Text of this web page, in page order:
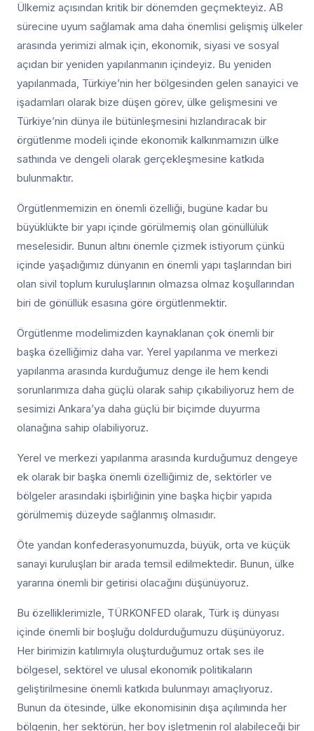
Ülkemiz açısından kritik bir dönemden geçmekteyiz. AB
sürecine uyum sağlamak ama daha önemlisi gelişmiş ülkeler
arasında yerimizi almak için, ekonomik, siyasi ve sosyal
açıdan bir yeniden yapılanmanın içindeyiz. Bu yeniden
yapılanmada, Türkiye’nin her bölgesinden gelen sanayici ve
işadamları olarak bize düşen görev, ülke gelişmesini ve
Türkiye’nin dünya ile bütünleşmesini hızlandıracak bir
örgütlenme modeli içinde ekonomik kalkınmamızın ülke
sathında ve dengeli olarak gerçekleşmesine katkıda
bulunmaktır.
Örgütlenmemizin en önemli özelliği, bugüne kadar bu
büyüklükte bir yapı içinde görülmemiş olan gönüllülük
meselesidir. Bunun altını önemle çizmek istiyorum çünkü
içinde yaşadığımız dünyanın en önemli yapı taşlarından biri
olan sivil toplum kuruluşlarının olmazsa olmaz koşullarından
biri de gönüllük esasına göre örgütlenmektir.
Örgütlenme modelimizden kaynaklanan çok önemli bir
başka özelliğimiz daha var. Yerel yapılanma ve merkezi
yapılanma arasında kurduğumuz denge ile hem kendi
sorunlarımıza daha güçlü olarak sahip çıkabiliyoruz hem de
sesimizi Ankara’ya daha güçlü bir biçimde duyurma
olanağına sahip olabiliyoruz.
Yerel ve merkezi yapılanma arasında kurduğumuz dengeye
ek olarak bir başka önemli özelliğimiz de, sektörler ve
bölgeler arasındaki işbirliğinin yine başka hiçbir yapıda
görülmemiş düzeyde sağlanmış olmasıdır.
Öte yandan konfederasyonumuzda, büyük, orta ve küçük
sanayi kuruluşları bir arada temsil edilmektedir. Bunun, ülke
yararına önemli bir getirisi olacağını düşünüyoruz.
Bu özelliklerimizle, TÜRKONFED olarak, Türk iş dünyası
içinde önemli bir boşluğu doldurduğumuzu düşünüyoruz.
Her birimizin katılımıyla oluşturduğumuz ortak ses ile
bölgesel, sektörel ve ulusal ekonomik politikaların
geliştirilmesine önemli katkıda bulunmayı amaçlıyoruz.
Bunun da ötesinde, ülke ekonomisinin dışa açılımında her
bölgenin, her sektörün, her boy işletmenin rol alabileceği bir